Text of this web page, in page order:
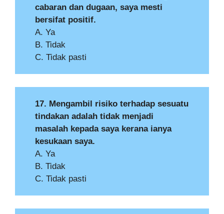
cabaran dan dugaan, saya mesti
bersifat positif.
A. Ya
B. Tidak
C. Tidak pasti
17. Mengambil risiko terhadap sesuatu
tindakan adalah tidak menjadi
masalah kepada saya kerana ianya
kesukaan saya.
A. Ya
B. Tidak
C. Tidak pasti